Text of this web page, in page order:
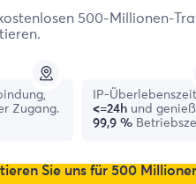
settings, enter the proxy
500-Millionen-
Zugang.
IP-Überlebenszeit
<=24h und
99,9 %
Sie uns für 500